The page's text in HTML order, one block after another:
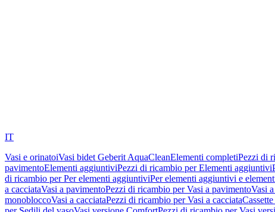
IT
Vasi e orinatoiVasi bidet Geberit AquaCleanElementi completiPezzi di
pavimentoElementi aggiuntiviPezzi di ricambio per Elementi aggiuntivi
di ricambio per Per elementi aggiuntiviPer elementi aggiuntivi e
a cacciataVasi a pavimentoPezzi di ricambio per Vasi a pavimentoVasi
monobloccoVasi a cacciataPezzi di ricambio per Vasi a cacciata